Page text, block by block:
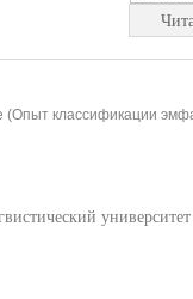
классификации
университет